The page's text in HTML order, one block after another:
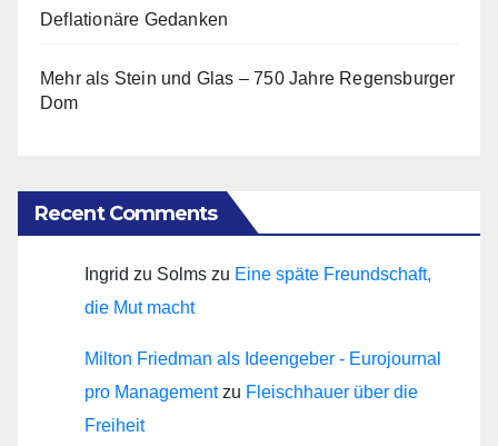
Deflationäre Gedanken
Mehr als Stein und Glas – 750 Jahre Regensburger
Dom
Recent Comments
Ingrid zu Solms zu Eine späte Freundschaft,
die Mut macht
Milton Friedman als Ideengeber - Eurojournal
pro Managementzu Fleischhauer über die
Freiheit